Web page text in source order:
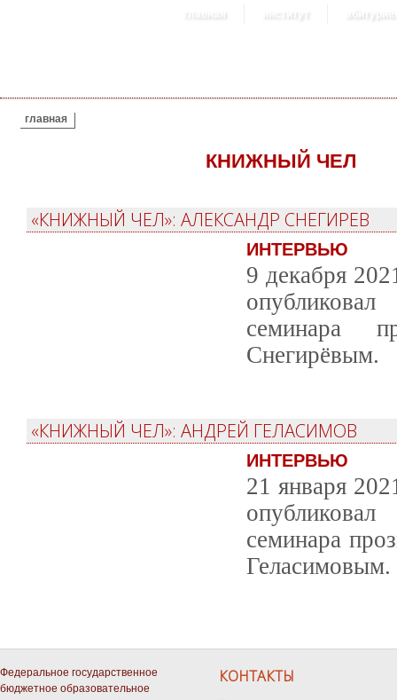
главная институт
ВЫ ЗДЕСЬ
главная
КНИЖНЫЙ ЧЕЛ
«КНИЖНЫЙ ЧЕЛ»: АЛЕКСАНДР СНЕГИРЕВ
ИНТЕРВЬЮ
9 декабря
семинара
Снегирёвым.
«КНИЖНЫЙ ЧЕЛ»: АНДРЕЙ ГЕЛАСИМОВ
ИНТЕРВЬЮ
21 января
семинара
Геласимовым.
Федеральное государственное
бюджетное образовательное
КОНТАКТЫ